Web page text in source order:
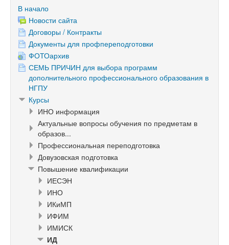
В начало
Новости сайта
Договоры / Контракты
Документы для профпереподготовки
ФОТОархив
СЕМЬ ПРИЧИН для выбора программ
дополнительного профессионального образования в
НГПУ
Курсы
ИНО информация
Актуальные вопросы обучения по предметам в
образов...
Профессиональная переподготовка
Довузовская подготовка
Повышение квалификации
ИЕСЭН
ИНО
ИКиМП
ИФИМ
ИМИСК
ИД